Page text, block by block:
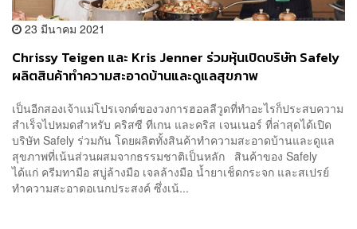
23 มีนาคม 2021
Chrissy Teigen และ Kris Jenner ร่วมหุ้นเปิดบริษัท Safely
ผลิตสินค้าทำความสะอาดบ้านและดูแลสุขภาพ
เป็นอีกสองเจ้าแม่โปรเจกต์ของวงการฮอลลีวูดที่ทำอะไรก็ประสบความ
สำเร็จไปหมดสำหรับ คริสซี ทีเกน และคริส เจนเนอร์ ที่ล่าสุดได้เปิด
บริษัท Safely ร่วมกัน โดยผลิตทั้งสินค้าทำความสะอาดบ้านและดูแล
สุขภาพที่เน้นส่วนผสมจากธรรมชาติเป็นหลัก สินค้าของ Safely
ได้แก่ ครีมทามือ สบู่ล้างมือ เจลล้างมือ น้ำยาเช็ดกระจก และสเปรย์
ทำความสะอาดอเนกประสงค์ ซึ่งเน้...